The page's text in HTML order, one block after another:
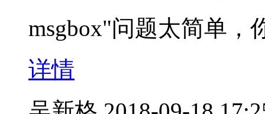
msgbox"问题太简单，
详情